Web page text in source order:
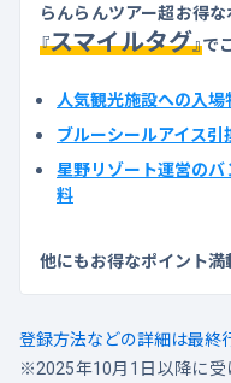
らんらんツアー超お得
『スマイルタグ』で
人気観光施設への入場
ブルーシールアイス
星野リゾート運営の
料
他にもお得なポイント
登録方法などの詳細は最終
※2025年10月1日以降に受